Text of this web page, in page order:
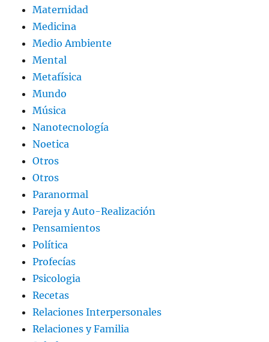
Maternidad
Medicina
Medio Ambiente
Mental
Metafísica
Mundo
Música
Nanotecnología
Noetica
Otros
Otros
Paranormal
Pareja y Auto-Realización
Pensamientos
Política
Profecías
Psicologia
Recetas
Relaciones Interpersonales
Relaciones y Familia